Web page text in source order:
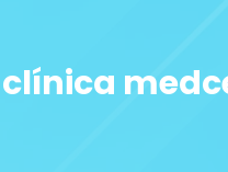
clínica